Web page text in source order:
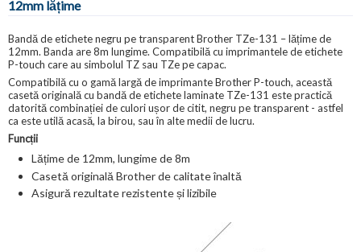
12mm lățime
Bandă de etichete negru pe transparent Brother TZe-131 – lățime de
12mm. Banda are 8m lungime. Compatibilă cu imprimantele de etichete
P-touch care au simbolul TZ sau TZe pe capac.
Compatibilă cu o gamă largă de imprimante Brother P-touch, această
casetă originală cu bandă de etichete laminate TZe-131 este practică
datorită combinației de culori ușor de citit, negru pe transparent - astfel
ca este utilă acasă, la birou, sau în alte medii de lucru.
Funcții
Lățime de 12mm, lungime de 8m
Casetă originală Brother de calitate înaltă
Asigură rezultate rezistente și lizibile